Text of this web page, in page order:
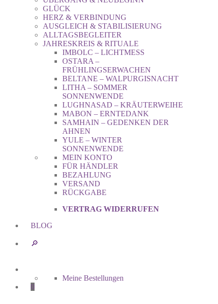
GLÜCK
HERZ & VERBINDUNG
AUSGLEICH & STABILISIERUNG
ALLTAGSBEGLEITER
JAHRESKREIS & RITUALE
IMBOLC – LICHTMESS
OSTARA –
FRÜHLINGSERWACHEN
BELTANE – WALPURGISNACHT
LITHA – SOMMER
SONNENWENDE
LUGHNASAD – KRÄUTERWEIHE
MABON – ERNTEDANK
SAMHAIN – GEDENKEN DER
AHNEN
YULE – WINTER
SONNENWENDE
MEIN KONTO
FÜR HÄNDLER
BEZAHLUNG
VERSAND
RÜCKGABE
VERTRAG WIDERRUFEN
BLOG
🔎︎
Meine Bestellungen
0